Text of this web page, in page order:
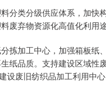
类分级供应体系，加快
废弃物资源化高值化利用途
加工中心，加强箱板纸
纸品质。支持建设区域性
设废旧纺织品加工利用中